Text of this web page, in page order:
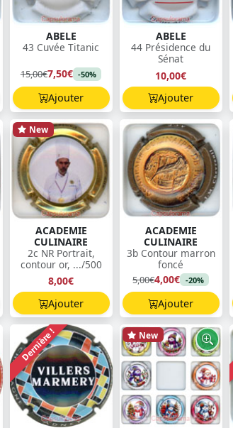
ABELE
43 Cuvée Titanic
15,00€7,50€ -50%
Ajouter
ABELE
44 Présidence du
Sénat
10,00€
Ajouter
New
ACADEMIE
CULINAIRE
2c NR Portrait,
contour or, .../500
8,00€
Ajouter
ACADEMIE
CULINAIRE
3b Contour marron
foncé
5,00€4,00€ -20%
Ajouter
Dernière ! New